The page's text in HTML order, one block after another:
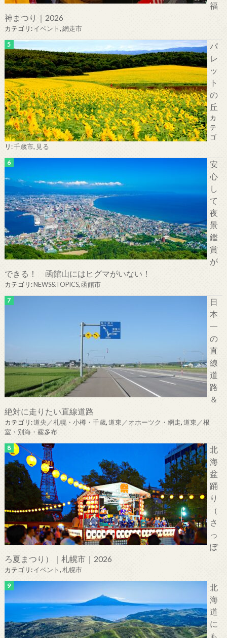
福
神まつり｜2026
カテゴリ:イベント,網走市
パ
レ
ッ
ト
の
丘
カ
テ
ゴ
リ:千歳市, 見る
安
心
し
て
夜
景
鑑
賞
が
できる！ 函館山にはヒグマがいない！
カテゴリ:NEWS&TOPICS,函館市
日
本
一
の
直
線
道
路
＆
絶対に走りたい直線道路
カテゴリ:道央／札幌・小樽・千歳,道東／オホーツク・網走,道東／根
室・別海・霧多布
北
海
盆
踊
り
（
さ
っ
ぽ
ろ夏まつり）｜札幌市｜2026
カテゴリ:イベント,札幌市
北
海
道
に
も